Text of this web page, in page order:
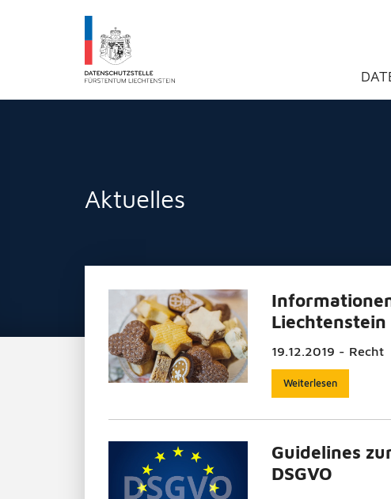
Datenschutzstelle Fürstentums Liechtenstein
Aktuelles
Liechtenstein
19.12.2019 - Recht
Weiterlesen
Guidelines
DSGVO